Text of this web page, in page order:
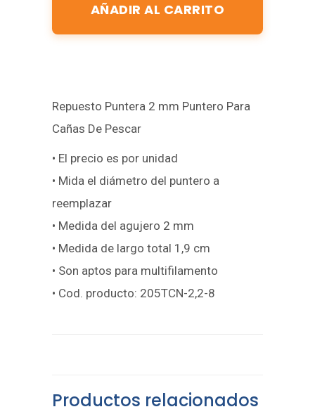
AÑADIR AL CARRITO
Repuesto Puntera 2 mm Puntero Para
Cañas De Pescar
• El precio es por unidad
• Mida el diámetro del puntero a
reemplazar
• Medida del agujero 2 mm
• Medida de largo total 1,9 cm
• Son aptos para multifilamento
• Cod. producto: 205TCN-2,2-8
Productos relacionados